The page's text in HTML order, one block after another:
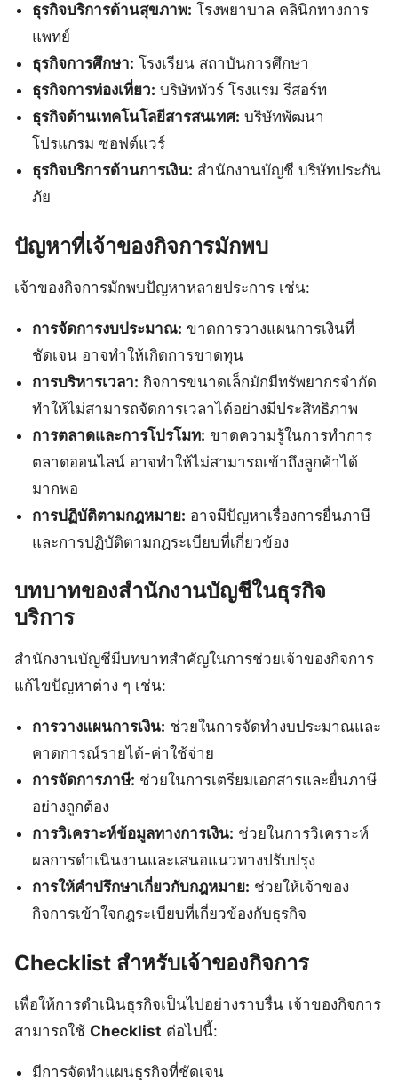
ธุรกิจบริการด้านสุขภาพ: โรงพยาบาล คลินิกทางการ
แพทย์
ธุรกิจการศึกษา: โรงเรียน สถาบันการศึกษา
ธุรกิจการท่องเที่ยว: บริษัททัวร์ โรงแรม รีสอร์ท
ธุรกิจด้านเทคโนโลยีสารสนเทศ: บริษัทพัฒนา
โปรแกรม ซอฟต์แวร์
ธุรกิจบริการด้านการเงิน: สำนักงานบัญชี บริษัทประกัน
ภัย
ปัญหาที่เจ้าของกิจการมักพบ
เจ้าของกิจการมักพบปัญหาหลายประการ เช่น:
การจัดการงบประมาณ: ขาดการวางแผนการเงินที่
ชัดเจน อาจทำให้เกิดการขาดทุน
การบริหารเวลา: กิจการขนาดเล็กมักมีทรัพยากรจำกัด
ทำให้ไม่สามารถจัดการเวลาได้อย่างมีประสิทธิภาพ
การตลาดและการโปรโมท: ขาดความรู้ในการทำการ
ตลาดออนไลน์ อาจทำให้ไม่สามารถเข้าถึงลูกค้าได้
มากพอ
การปฏิบัติตามกฎหมาย: อาจมีปัญหาเรื่องการยื่นภาษี
และการปฏิบัติตามกฎระเบียบที่เกี่ยวข้อง
บทบาทของสำนักงานบัญชีในธุรกิจ
บริการ
สำนักงานบัญชีมีบทบาทสำคัญในการช่วยเจ้าของกิจการ
แก้ไขปัญหาต่าง ๆ เช่น:
การวางแผนการเงิน: ช่วยในการจัดทำงบประมาณและ
คาดการณ์รายได้-ค่าใช้จ่าย
การจัดการภาษี: ช่วยในการเตรียมเอกสารและยื่นภาษี
อย่างถูกต้อง
การวิเคราะห์ข้อมูลทางการเงิน: ช่วยในการวิเคราะห์
ผลการดำเนินงานและเสนอแนวทางปรับปรุง
การให้คำปรึกษาเกี่ยวกับกฎหมาย: ช่วยให้เจ้าของ
กิจการเข้าใจกฎระเบียบที่เกี่ยวข้องกับธุรกิจ
Checklist สำหรับเจ้าของกิจการ
เพื่อให้การดำเนินธุรกิจเป็นไปอย่างราบรื่น เจ้าของกิจการ
สามารถใช้ Checklist ต่อไปนี้:
มีการจัดทำแผนธุรกิจที่ชัดเจน